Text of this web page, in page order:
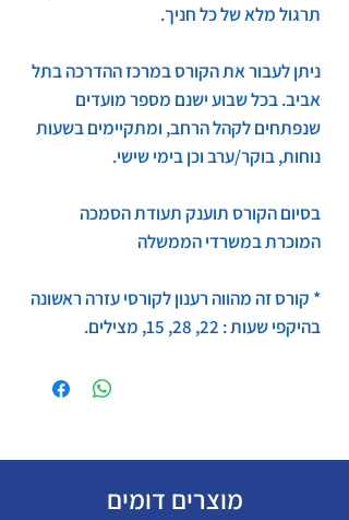
תרגול מלא של כל חניך.
ניתן לעבור את הקורס במרכז ההדרכה בתל
אביב. בכל שבוע ישנם מספר מועדים
שנפתחים לקהל הרחב, ומתקיימים בשעות
נוחות, בוקר/ערב וכן בימי שישי.
בסיום הקורס תוענק תעודת הסמכה
המוכרת במשרדי הממשלה
* קורס זה מהווה רענון לקורסי עזרה ראשונה
בהיקפי שעות : 22, 28, 15, מצילים.
מוצרים דומים